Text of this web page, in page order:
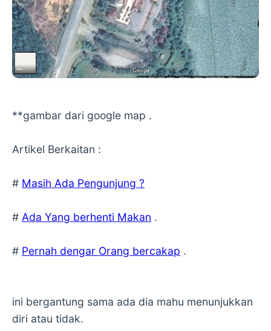
**gambar dari google map .
Artikel Berkaitan :
# Masih Ada Pengunjung ?
# Ada Yang berhenti Makan .
# Pernah dengar Orang bercakap .
ini bergantung sama ada dia mahu menunjukkan
diri atau tidak.